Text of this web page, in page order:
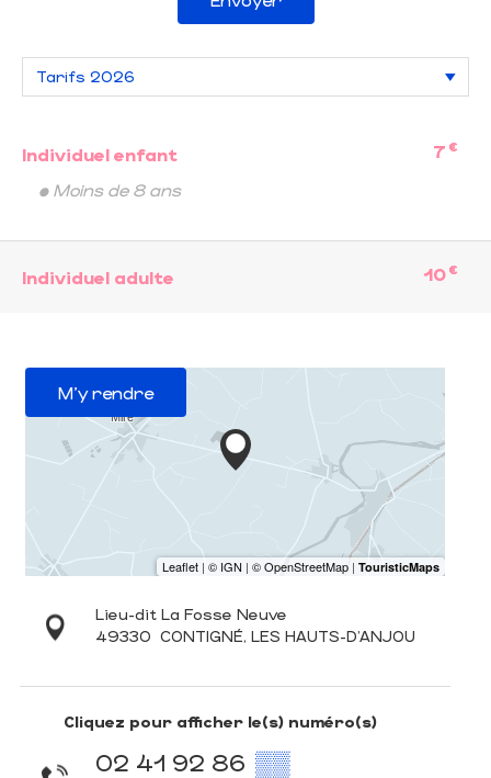
Individuel enfant 7 €
• Moins de 8 ans
Individuel adulte 10 €
M'y rendre
Lieu-dit La Fosse Neuve
49330 CONTIGNÉ, LES HAUTS-D'ANJOU
Cliquez pour afficher le(s) numéro(s)
02 41 92 86 ▒▒